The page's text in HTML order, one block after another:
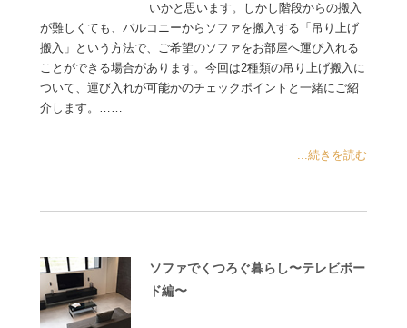
いかと思います。しかし階段からの搬入
が難しくても、バルコニーからソファを搬入する「吊り上げ
搬入」という方法で、ご希望のソファをお部屋へ運び入れる
ことができる場合があります。今回は2種類の吊り上げ搬入に
ついて、運び入れが可能かのチェックポイントと一緒にご紹
介します。……
...続きを読む
ソファでくつろぐ暮らし〜テレビボー
ド編〜